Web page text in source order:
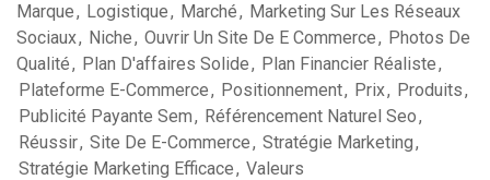
Marque, Logistique, Marché, Marketing Sur Les Réseaux
Sociaux, Niche, Ouvrir Un Site De E Commerce, Photos De
Qualité, Plan D'affaires Solide, Plan Financier Réaliste,
Plateforme E-Commerce, Positionnement, Prix, Produits,
Publicité Payante Sem, Référencement Naturel Seo,
Réussir, Site De E-Commerce, Stratégie Marketing,
Stratégie Marketing Efficace, Valeurs